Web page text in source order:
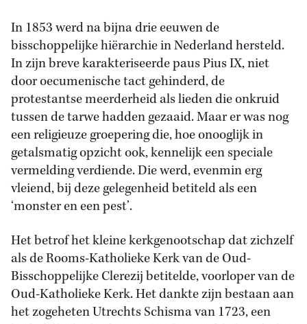
In 1853 werd na bijna drie eeuwen de
bisschoppelijke hiërarchie in Nederland hersteld.
In zijn breve karakteriseerde paus Pius IX, niet
door oecumenische tact gehinderd, de
protestantse meerderheid als lieden die onkruid
tussen de tarwe hadden gezaaid. Maar er was nog
een religieuze groepering die, hoe onooglijk in
getalsmatig opzicht ook, kennelijk een speciale
vermelding verdiende. Die werd, evenmin erg
vleiend, bij deze gelegenheid betiteld als een
‘monster en een pest’.
Het betrof het kleine kerkgenootschap dat zichzelf
als de Rooms-Katholieke Kerk van de Oud-
Bisschoppelijke Clerezij betitelde, voorloper van de
Oud-Katholieke Kerk. Het dankte zijn bestaan aan
het zogeheten Utrechts Schisma van 1723, een